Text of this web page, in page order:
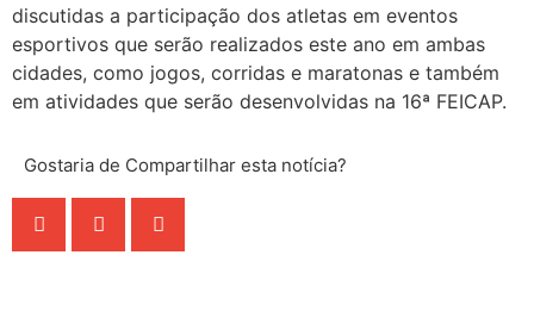
discutidas a participação dos atletas em eventos
esportivos que serão realizados este ano em ambas
cidades, como jogos, corridas e maratonas e também
em atividades que serão desenvolvidas na 16ª FEICAP.
Gostaria de Compartilhar esta notícia?